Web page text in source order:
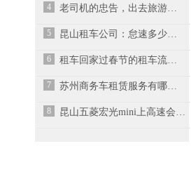
4 老司机的忠告，出去旅游租车更划算
5 昆山租车公司：怠速多少转正常？
6 租车回家过春节的租车流程有哪些呢？-昆山租车公司
7 苏州商务车租赁服务有哪些预防措施？
8 昆山五菱宏光mini上高速会飘吗？